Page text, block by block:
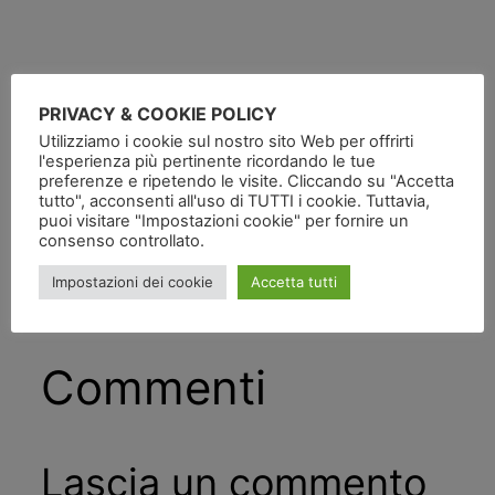
Pubblicatoin
da
Tag:
Commenti
Lascia un commento
PRIVACY & COOKIE POLICY
Utilizziamo i cookie sul nostro sito Web per offrirti
l'esperienza più pertinente ricordando le tue
preferenze e ripetendo le visite. Cliccando su "Accetta
tutto", acconsenti all'uso di TUTTI i cookie. Tuttavia,
puoi visitare "Impostazioni cookie" per fornire un
consenso controllato.
Impostazioni dei cookie Accetta tutti